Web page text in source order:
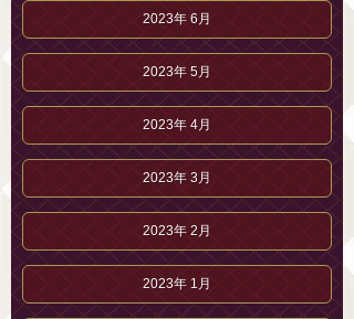
2023年 6月
2023年 5月
2023年 4月
2023年 3月
2023年 2月
2023年 1月